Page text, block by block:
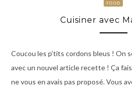
FOOD
Cuisiner avec
Coucou les p’tits cordons bleus ! On
avec un nouvel article recette ! Ça
ne vous en avais pas proposé. Vous